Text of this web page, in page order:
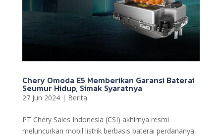
Chery Omoda E5 Memberikan Garansi Baterai
Seumur Hidup, Simak Syaratnya
27 Jun 2024| Berita
PT Chery Sales Indonesia (CSI) akhirnya resmi
meluncurkan mobil listrik berbasis baterai perdananya,